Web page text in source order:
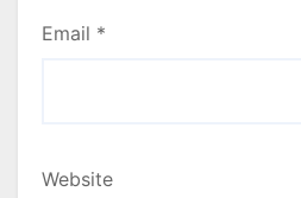
Email *
Website